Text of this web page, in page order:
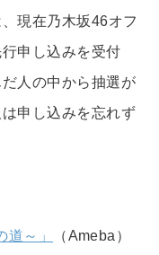
現在乃木坂46オフ
申し込みを受付
人の中から抽選が
申し込みを忘れず
～」
（Ameba）